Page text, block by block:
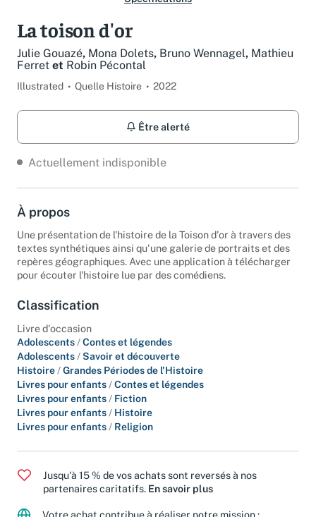
La toison d'or
Julie Gouazé,Mona Dolets , Bruno Wennagel ,
Actuellement indisponible
À propos
Une présentation de l'histoire de la Toison d'or à travers des
textes synthétiques ainsi qu'une galerie de portraits et des
repères géographiques. Avec une application à télécharger
pour écouter l'histoire lue par des comédiens.
Classification
Livre d'occasion
Adolescents / Contes et légendes
Adolescents/Savoir et découverte
Histoire /Grandes Périodes de l'Histoire
Livres pour enfants / Contes et légendes
Livres pour enfants / Fiction
Livres pour enfants / Histoire
Jusqu'à 15 % de vos achats sont reversés à nos
partenaires caritatifs.
En savoir plus